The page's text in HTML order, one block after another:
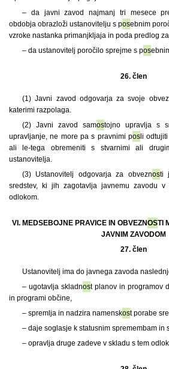
– da javni zavod najmanj tri mesece
obdobja obrazloži ustanovitelju s posebnim
vzroke nastanka primanjkljaja in poda predlog
– da ustanovitelj poročilo sprejme s pos
26. člen
(1) Javni zavod odgovarja za svoje
katerimi razpolaga.
(2) Javni zavod samostojno upravlja s
upravljanje, ne more pa s pravnimi pos li
ali le-tega obremeniti s stvarnimi ali
ustanovitelja.
(3) Ustanovitelj odgovarja za obveznosti
sredstev, ki jih zagotavlja javnemu zavodu
odlokom.
VI. MEDSEBOJNE PRAVICE IN OBVEZNOSTI
JAVNIM ZAVODOM
27. člen
Ustanovitelj ima do javnega zavoda
– ugotavlja skladnost planov in programov
in programi občine,
– spremlja in nadzira namenskost porabe
– daje soglasje k statusnim spremembam in
– opravlja druge zadeve v skladu s tem